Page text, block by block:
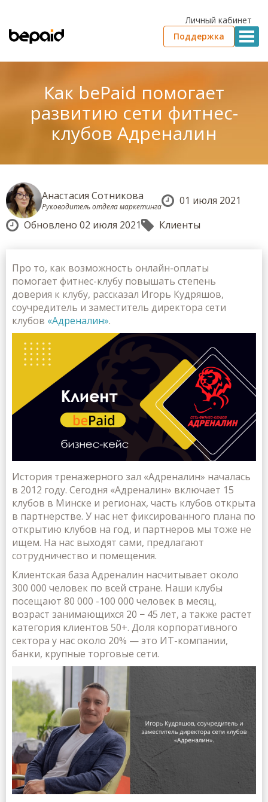
Поддержка
Личный кабинет
Как bePaid помогает
развитию сети фитнес-
клубов Адреналин
Анастасия Сотникова
Руководитель отдела маркетинга
01 июля 2021
Обновлено 02 июля 2021
Клиенты
Про то, как возможность онлайн-оплаты
помогает фитнес-клубу повышать степень
доверия к клубу, рассказал Игорь Кудряшов,
соучредитель и заместитель директора сети
клубов «Адреналин».
История тренажерного зал «Адреналин» началась
в 2012 году. Сегодня «Адреналин» включает 15
клубов в Минске и регионах, часть клубов открыта
в партнерстве. У нас нет фиксированного плана по
открытию клубов на год, и партнеров мы тоже не
ищем. На нас выходят сами, предлагают
сотрудничество и помещения.
Клиентская база Адреналин насчитывает около
300 000 человек по всей стране. Наши клубы
посещают 80 000 -100 000 человек в месяц,
возраст занимающихся 20 − 45 лет, а также растет
категория клиентов 50+. Доля корпоративного
сектора у нас около 20% — это ИТ-компании,
банки, крупные торговые сети.